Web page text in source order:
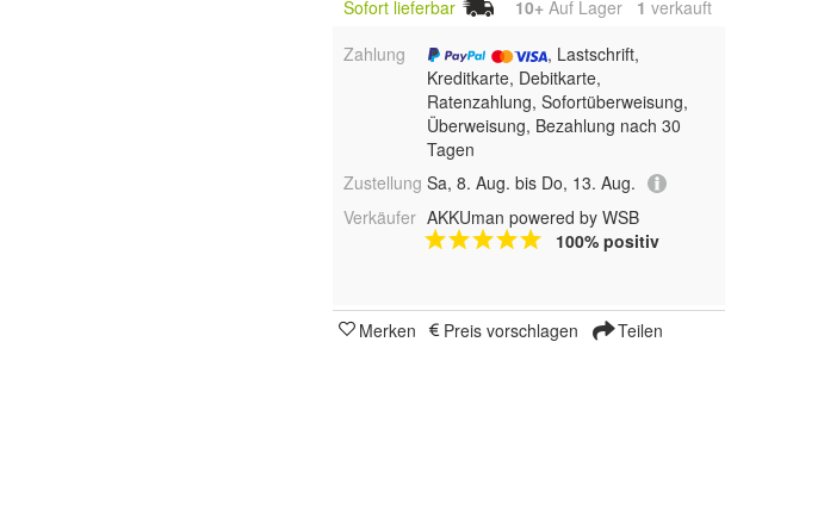
Sofort lieferbar 10+ Auf Lager 1 verkauft
Zahlung
, Lastschrift,
Kreditkarte, Debitkarte,
Ratenzahlung, Sofortüberweisung,
Überweisung, Bezahlung nach 30
Tagen
Zustellung Sa, 8. Aug. bis Do, 13. Aug.
Verkäufer AKKUman powered by WSB
100% positiv
Merken Preis vorschlagen Teilen